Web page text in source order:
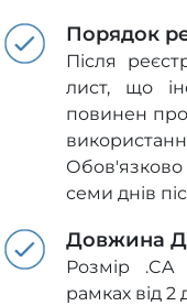
Порядок
Після
лист, що
повинен
семи днів
Довжина
Розмір .CA
рамках від 2